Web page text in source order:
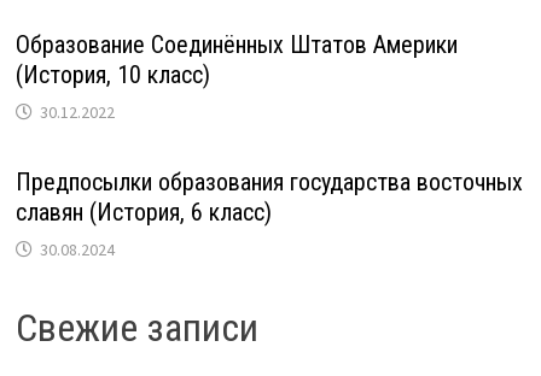
Образование Соединённых Штатов Америки
(История, 10 класс)
30.12.2022
Предпосылки образования государства восточных
славян (История, 6 класс)
30.08.2024
Свежие записи